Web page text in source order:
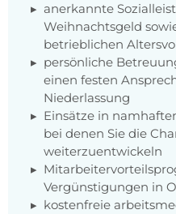
anerkannte
Weihnachtsgeld
betrieblichen
persönliche
einen festen
Niederlassung
Einsätze in
bei denen Sie die
weiterzuentwickeln
Vergünstigungen in
kostenfreie